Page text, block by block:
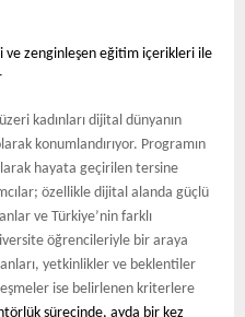
ve zenginleşen eğitim içerikleri ile
kadınları dijital dünyanın
konumlandırıyor. Programın
hayata geçirilen tersine
özellikle dijital alanda güçlü
ve Türkiye’nin farklı
öğrencileriyle bir araya
yetkinlikler ve beklentiler
ise belirlenen kriterlere
sürecinde, ayda bir kez